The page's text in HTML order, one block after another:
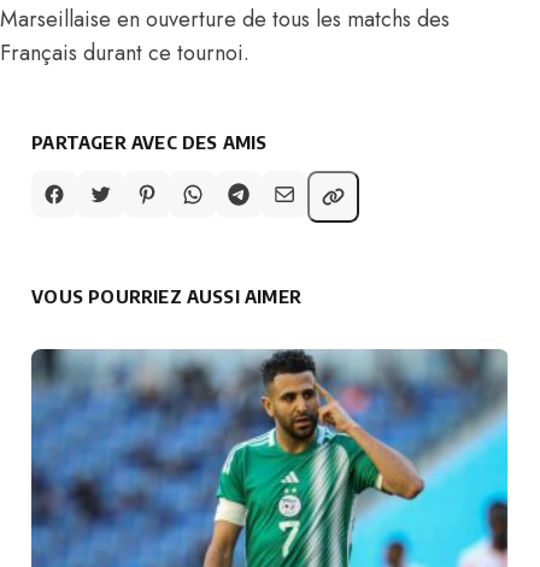
Marseillaise en ouverture de tous les matchs des
Français durant ce tournoi.
PARTAGER AVEC DES AMIS
VOUS POURRIEZ AUSSI AIMER